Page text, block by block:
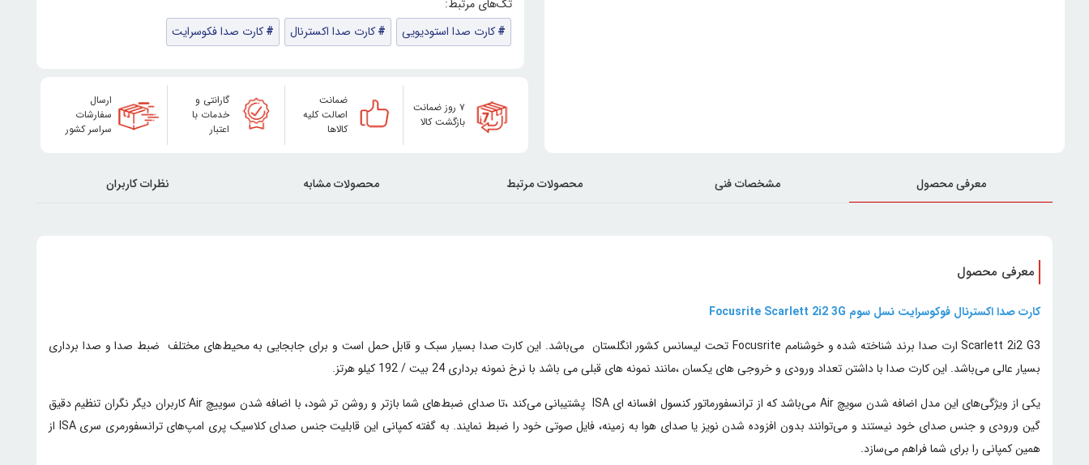
کارت صدا استودیویی کارت صدا اکسترنال کارت صدا فکوسرایت
۷ روز ضمانت
بازگشت کالا
ضمانت
اصالت کلیه
کالاها
گارانتی و
خدمات با
اعتبار
ارسال
سفارشات
سراسر کشور
معرفی محصول مشخصات فنی محصولات مرتبط محصولات مشابه نظرات کاربران
معرفی محصول
کارت صدا اکسترنال فوکوسرایت نسل سوم Focusrite Scarlett 2i2 3G
Scarlett 2i2 G3 ارت صدا برند شناخته شده و خوشنامم Focusrite تحت لیسانس کشور انگلستان می‌باشد. این کارت صدا بسیار سبک و قابل حمل است و برای جابجایی به محیط‌های مختلف ضبط صدا و صدا برداری
بسیار عالی می‌باشد. این کارت صدا با داشتن تعداد ورودی و خروجی های یکسان ،مانند نمونه های قبلی می باشد با نرخ نمونه برداری 24 بیت / 192 کیلو هرتز.
یکی از ویژگی‌های این مدل اضافه شدن سویچ Air می‌باشد که از ترانسفورماتور کنسول افسانه ای ISA پشتیبانی می‌کند ،تا صدای ضبط‌های شما بازتر و روشن تر شود، با اضافه شدن سوییچ Air کاربران دیگر نگران تنظیم دقیق
گین ورودی و جنس صدای خود نیستند و می‌توانند بدون افزوده شدن نویز یا صدای هوا به زمینه، فایل صوتی خود را ضبط نمایند. به گفته کمپانی این قابلیت جنس صدای کلاسیک پری امپ‌های ترانسفورمری سری ISA از
همین کمپانی را برای شما فراهم می‌سازد.